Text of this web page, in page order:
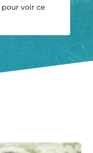
pour voir ce